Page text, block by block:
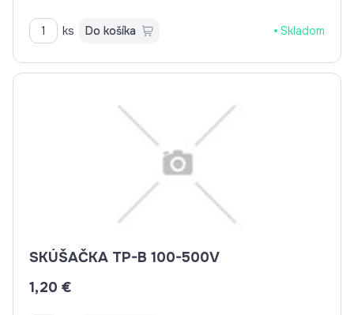
ks Do košíka Skladom
SKÚŠAČKA TP-B 100-500V
1,20 €